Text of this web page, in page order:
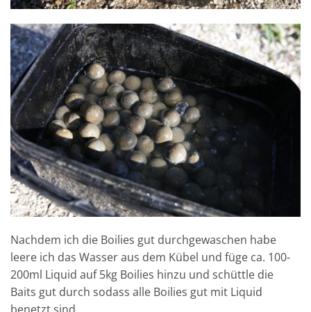
Nachdem ich die Boilies gut durchgewaschen habe
leere ich das Wasser aus dem Kübel und füge ca. 100-
200ml Liquid auf 5kg Boilies hinzu und schüttle die
Baits gut durch sodass alle Boilies gut mit Liquid